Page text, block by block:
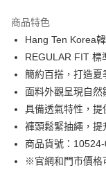
街口支付
悠遊付
Google Pay
貨到付款
運送方式
商品特色
Hang Ten Korea
REGULAR FIT 標
簡約百搭，打造夏
面料外觀呈現自然
具備透氣特性，提
褲頭鬆緊抽繩，提
商品貨號：
※官網和門市價格